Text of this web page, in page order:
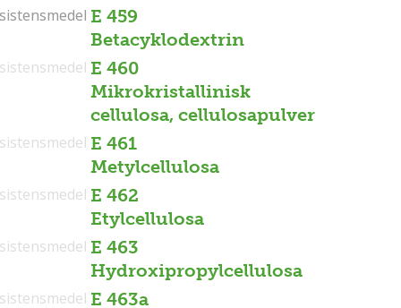
E 459
Betacyklodextrin
E 460
Mikrokristallinisk
cellulosa, cellulosapulver
E 461
Metylcellulosa
E 462
Etylcellulosa
E 463
Hydroxipropylcellulosa
E 463a